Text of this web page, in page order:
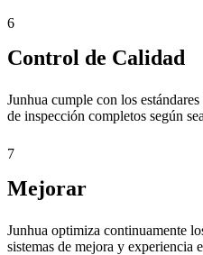
6
Control de Calidad
Junhua cumple con los
de inspección completos según
7
Mejorar
Junhua optimiza continuamente
sistemas de mejora y experiencia